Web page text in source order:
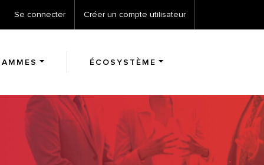
Se connecter Créer un compte utilisateur
ÉCOSYSTÈME